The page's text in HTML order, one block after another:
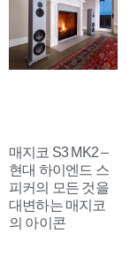
매지코 S3 MK2 –
현대 하이엔드 스
피커의 모든 것을
대변하는 매지코
의 아이콘